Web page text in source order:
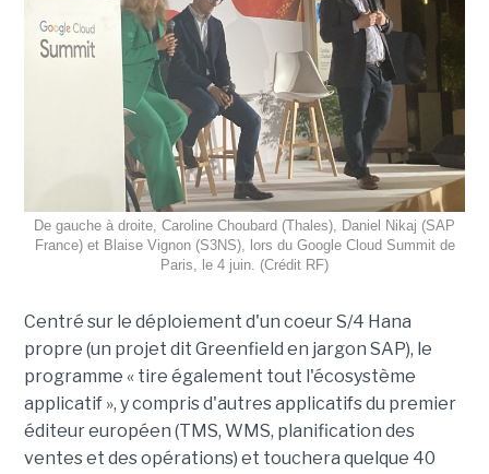
De gauche à droite, Caroline Choubard (Thales), Daniel Nikaj (SAP
France) et Blaise Vignon (S3NS), lors du Google Cloud Summit de
Paris, le 4 juin. (Crédit RF)
Centré sur le déploiement d'un coeur S/4 Hana
propre (un projet dit Greenfield en jargon SAP), le
programme « tire également tout l'écosystème
applicatif », y compris d'autres applicatifs du premier
éditeur européen (TMS, WMS, planification des
ventes et des opérations) et touchera quelque 40